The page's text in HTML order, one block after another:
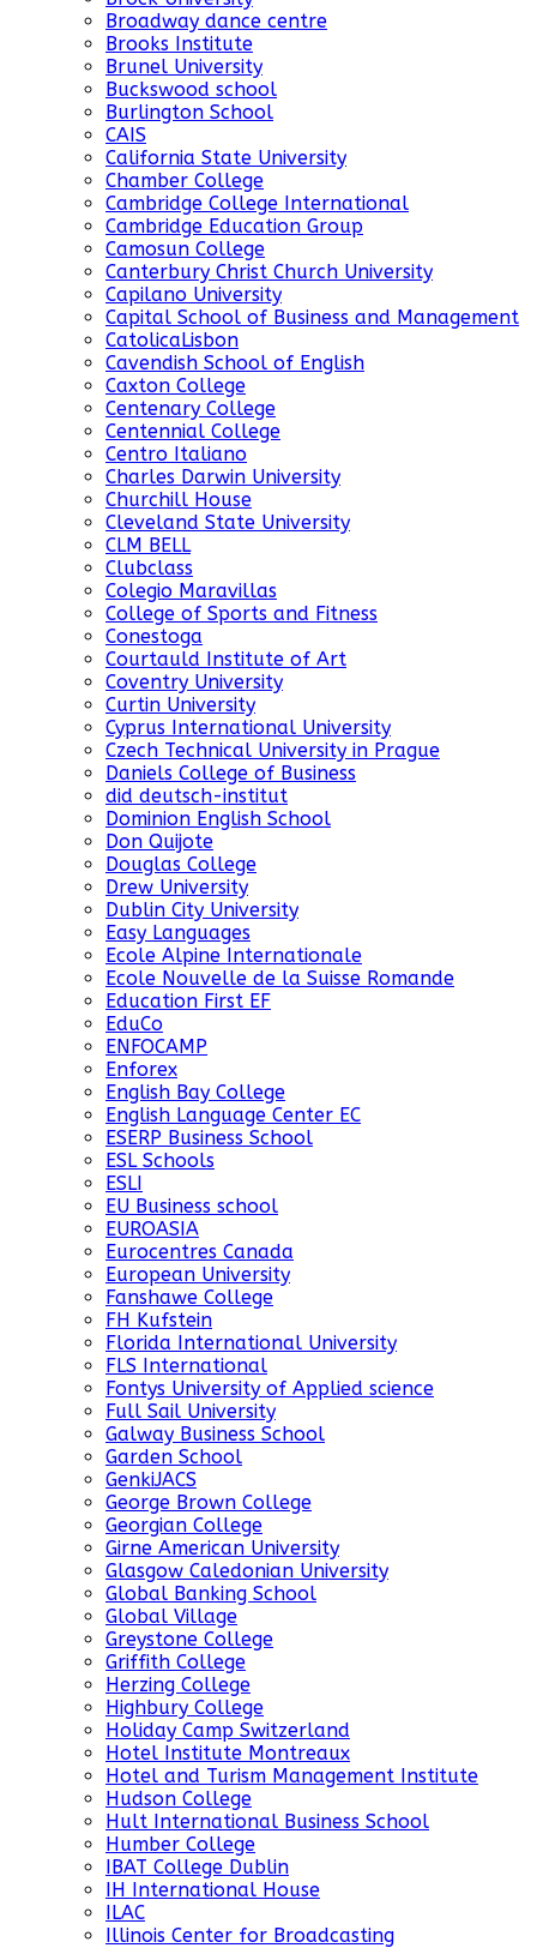
Broadway dance centre
Brooks Institute
Brunel University
Buckswood school
Burlington School
CAIS
California State University
Chamber College
Cambridge College International
Cambridge Education Group
Camosun College
Canterbury Christ Church University
Capilano University
Capital School of Business and Management
CatolicaLisbon
Cavendish School of English
Caxton College
Centenary College
Centennial College
Centro Italiano
Charles Darwin University
Churchill House
Cleveland State University
CLM BELL
Clubclass
Colegio Maravillas
College of Sports and Fitness
Conestoga
Courtauld Institute of Art
Coventry University
Curtin University
Cyprus International University
Czech Technical University in Prague
Daniels College of Business
did deutsch-institut
Dominion English School
Don Quijote
Douglas College
Drew University
Dublin City University
Easy Languages
Ecole Alpine Internationale
Ecole Nouvelle de la Suisse Romande
Education First EF
EduCo
ENFOCAMP
Enforex
English Bay College
English Language Center EC
ESERP Business School
ESL Schools
ESLI
EU Business school
EUROASIA
Eurocentres Canada
European University
Fanshawe College
FH Kufstein
Florida International University
FLS International
Fontys University of Applied science
Full Sail University
Galway Business School
Garden School
GenkiJACS
George Brown College
Georgian College
Girne American University
Glasgow Caledonian University
Global Banking School
Global Village
Greystone College
Griffith College
Herzing College
Highbury College
Holiday Camp Switzerland
Hotel Institute Montreaux
Hotel and Turism Management Institute
Hudson College
Hult International Business School
Humber College
IBAT College Dublin
IH International House
ILAC
Illinois Center for Broadcasting